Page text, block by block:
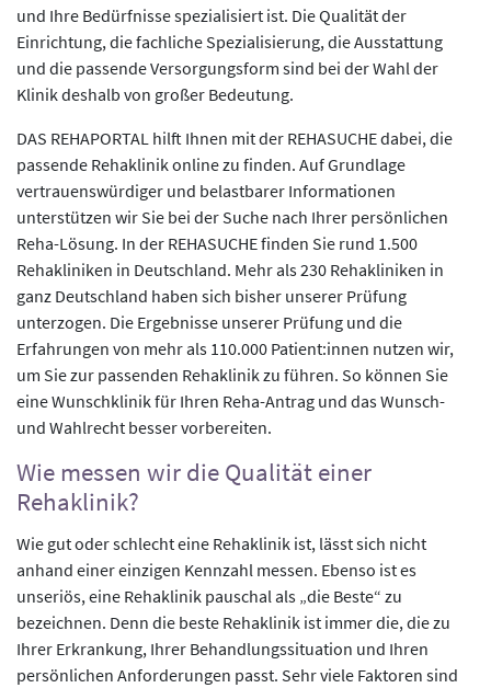
und Ihre Bedürfnisse spezialisiert ist. Die Qualität der
Einrichtung, die fachliche Spezialisierung, die Ausstattung
und die passende Versorgungsform sind bei der Wahl der
Klinik deshalb von großer Bedeutung.
DAS REHAPORTAL hilft Ihnen mit der REHASUCHE dabei, die
passende Rehaklinik online zu finden. Auf Grundlage
vertrauenswürdiger und belastbarer Informationen
unterstützen wir Sie bei der Suche nach Ihrer persönlichen
Reha-Lösung. In der REHASUCHE finden Sie rund 1.500
Rehakliniken in Deutschland. Mehr als 230 Rehakliniken in
ganz Deutschland haben sich bisher unserer Prüfung
unterzogen. Die Ergebnisse unserer Prüfung und die
Erfahrungen von mehr als 110.000 Patient:innen nutzen wir,
um Sie zur passenden Rehaklinik zu führen. So können Sie
eine Wunschklinik für Ihren Reha-Antrag und das Wunsch-
und Wahlrecht besser vorbereiten.
Wie messen wir die Qualität einer
Rehaklinik?
Wie gut oder schlecht eine Rehaklinik ist, lässt sich nicht
anhand einer einzigen Kennzahl messen. Ebenso ist es
unseriös, eine Rehaklinik pauschal als „die Beste“ zu
bezeichnen. Denn die beste Rehaklinik ist immer die, die zu
Ihrer Erkrankung, Ihrer Behandlungssituation und Ihren
persönlichen Anforderungen passt. Sehr viele Faktoren sind